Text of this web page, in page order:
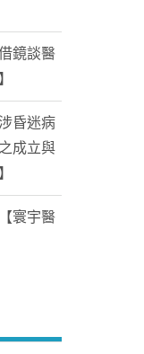
鏡談醫
昏迷病
成立與
寰宇醫